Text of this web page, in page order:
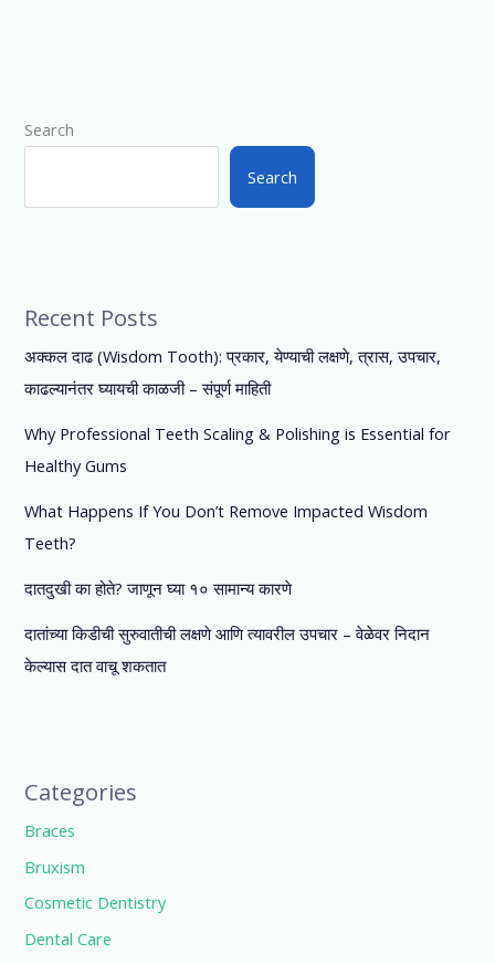
Search
Search
Recent Posts
अक्कल दाढ (Wisdom Tooth): प्रकार, येण्याची लक्षणे, त्रास, उपचार,
काढल्यानंतर घ्यायची काळजी – संपूर्ण माहिती
Why Professional Teeth Scaling & Polishing is Essential for
Healthy Gums
What Happens If You Don’t Remove Impacted Wisdom
Teeth?
दातदुखी का होते? जाणून घ्या १० सामान्य कारणे
दातांच्या किडीची सुरुवातीची लक्षणे आणि त्यावरील उपचार – वेळेवर निदान
केल्यास दात वाचू शकतात
Categories
Braces
Bruxism
Cosmetic Dentistry
Dental Care